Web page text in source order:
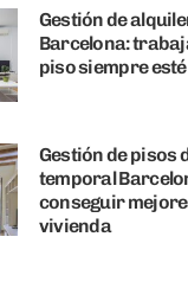
Gestión de
Barcelona:
piso siempre
Gestión de pisos
temporal
conseguir
vivienda